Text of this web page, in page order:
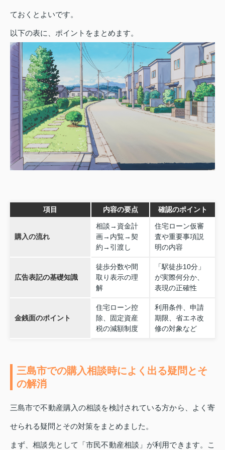
ておくとよいです。
以下の表に、ポイントをまとめます。
項目 内容の要点 確認のポイント
購入の流れ
相談→資金計
画→内覧→契
約→引渡し
住宅ローン仮審
査や重要事項説
明の内容
広告表記の基礎知識
徒歩分数や間
取り表示の理
解
「駅徒歩10分」
が実際何分か、
表現の正確性
金銭面のポイント
住宅ローン控
除、固定資産
税の減額制度
利用条件、申請
期限、省エネ改
修の対象など
三島市での購入相談時によく出る疑問とそ
の解消
三島市で不動産購入の相談を検討されている方から、よく寄
せられる疑問とその対策をまとめました。
まず、相談先として「市民不動産相談」が利用できます。こ